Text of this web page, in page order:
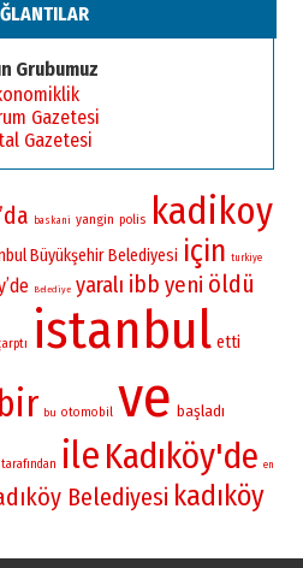
Grubumuz
Gazetesi
Gazetesi
baskani yangin polis kadikoy
Büyükşehir Belediyesi için turkiye
Belediye yaralı ibb yeni öldü
istanbul etti
bir bu otomobil ve başladı
tarafından ile Kadıköy'de en
Belediyesi kadıköy